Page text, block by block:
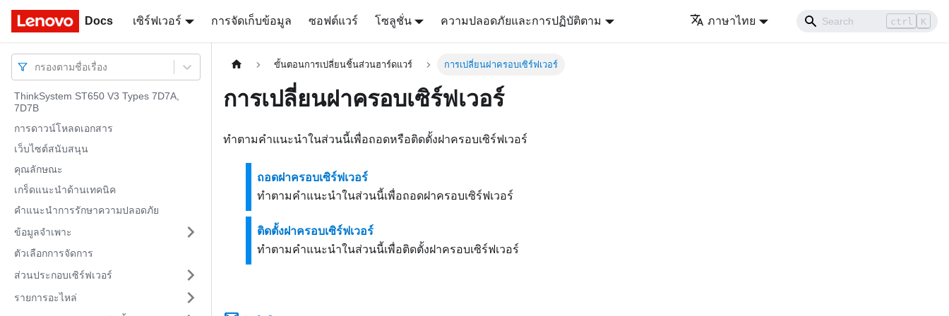
Docs เซิร์ฟเวอร์ การจัดเก็บข้อมูล ซอฟต์แวร์ โซลูชั่น ความปลอดภัยและการปฏิบัติตาม ภาษาไทย ctrl K
Docs
กรองตามชื่อเรื่อง
ThinkSystem ST650 V3 Types 7D7A,
7D7B
การดาวน์โหลดเอกสาร
เว็บไซต์สนับสนุน
คุณลักษณะ
เกร็ดแนะนำด้านเทคนิค
คำแนะนำการรักษาความปลอดภัย
ข้อมูลจำเพาะ
ตัวเลือกการจัดการ
ส่วนประกอบเซิร์ฟเวอร์
รายการอะไหล่
ขั้นตอนการเปลี่ยนชิ้นส่วนฮาร์ดแวร์ การเปลี่ยนฝาครอบเซิร์ฟเวอร์
การเปลี่ยนฝาครอบเซิร์ฟเวอร์
ทำตามคำแนะนำในส่วนนี้เพื่อถอดหรือติดตั้งฝาครอบเซิร์ฟเวอร์
ถอดฝาครอบเซิร์ฟเวอร์
ทำตามคำแนะนำในส่วนนี้เพื่อถอดฝาครอบเซิร์ฟเวอร์
ติดตั้งฝาครอบเซิร์ฟเวอร์
ทำตามคำแนะนำในส่วนนี้เพื่อติดตั้งฝาครอบเซิร์ฟเวอร์